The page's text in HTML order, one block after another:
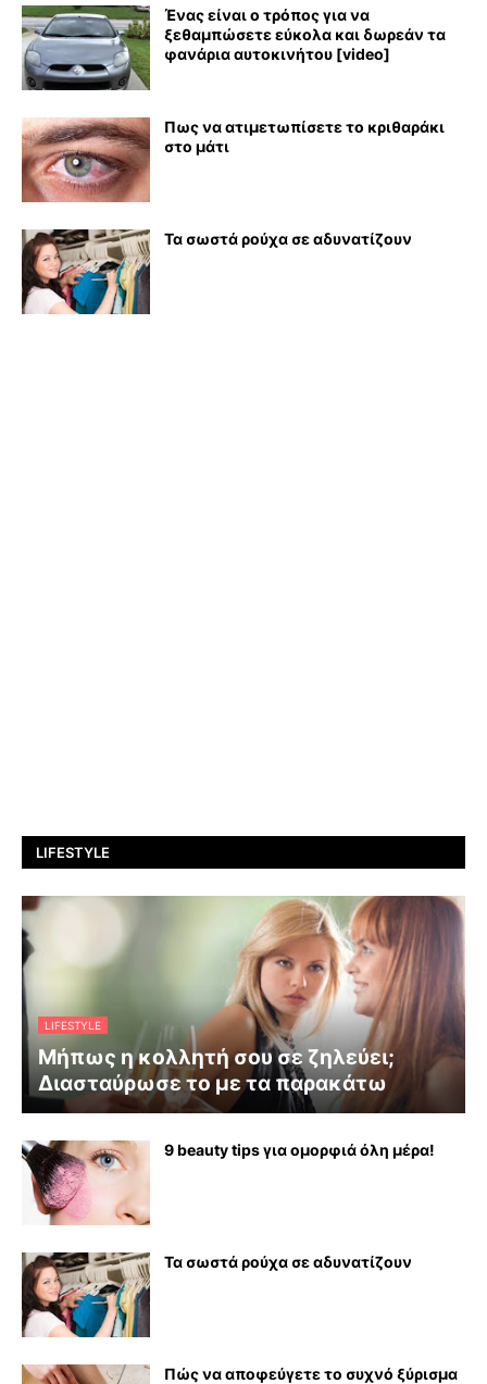
Ένας είναι ο τρόπος για να
ξεθαμπώσετε εύκολα και δωρεάν τα
φανάρια αυτοκινήτου [video]
Πως να ατιμετωπίσετε το κριθαράκι
στο μάτι
Τα σωστά ρούχα σε αδυνατίζουν
LIFESTYLE
LIFESTYLE
Μήπως η κολλητή σου σε ζηλεύει;
Διασταύρωσε το με τα παρακάτω
9 beauty tips για ομορφιά όλη μέρα!
Τα σωστά ρούχα σε αδυνατίζουν
Πώς να αποφεύγετε το συχνό ξύρισμα